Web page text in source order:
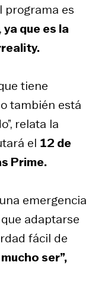
programa es
ya que es la
tiene
también está
relata la
el 12 de
Prime.
emergencia
adaptarse
fácil de
ser”,